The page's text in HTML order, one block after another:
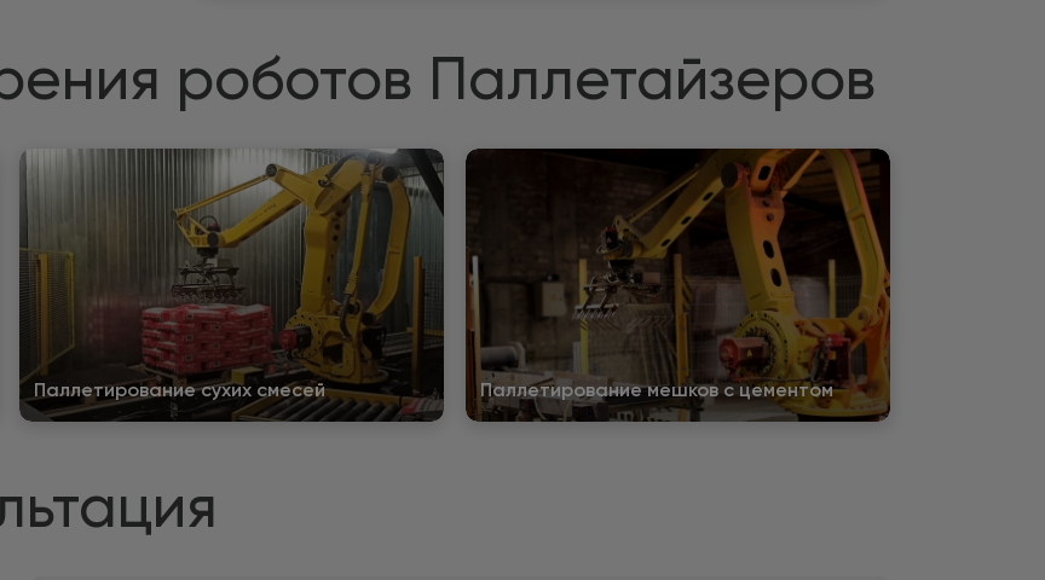
роботов Паллетайзеров
Паллетирование сухих смесей Паллетирование мешков с цементом